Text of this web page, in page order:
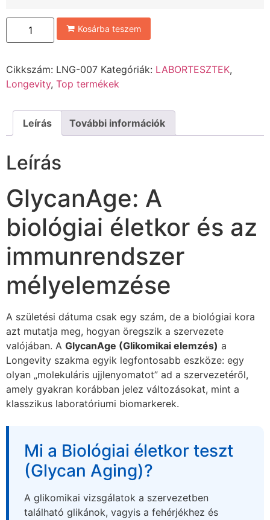
Kosárba teszem
Cikkszám: LNG-007 Kategóriák: LABORTESZTEK,
Longevity, Top termékek
Leírás További információk
Leírás
GlycanAge: A
biológiai életkor és az
immunrendszer
mélyelemzése
A születési dátuma csak egy szám, de a biológiai kora
azt mutatja meg, hogyan öregszik a szervezete
valójában. A GlycanAge (Glikomikai elemzés) a
Longevity szakma egyik legfontosabb eszköze: egy
olyan „molekuláris ujjlenyomatot” ad a szervezetéről,
amely gyakran korábban jelez változásokat, mint a
klasszikus laboratóriumi biomarkerek.
Mi a Biológiai életkor teszt
(Glycan Aging)?
A glikomikai vizsgálatok a szervezetben
található glikánok, vagyis a fehérjékhez és